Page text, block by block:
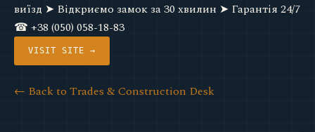
виїзд ➤ Відкриємо замок за 30 хвилин ➤ Гарантія 24/7
☎ +38 (050) 058-18-83
VISIT SITE →
← Back to Trades & Construction Desk